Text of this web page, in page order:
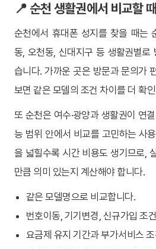
📍 순천 생활권에서 비교할
순천에서 휴대폰 성지를 찾을 때는
동, 오천동, 신대지구 등 생활권별로
습니다. 가까운 곳은 방문과 문의가
보면 같은 모델의 조건 차이를 더 확
또 순천은 여수·광양과 생활권이 연
능 범위 안에서 비교를 고민하는 사
을 넓힐수록 시간 비용도 생기므로,
만큼 의미 있는지 계산해야 합니다.
같은 모델명으로 비교합니다.
번호이동, 기기변경, 신규가입 조
요금제 유지 기간과 부가서비스